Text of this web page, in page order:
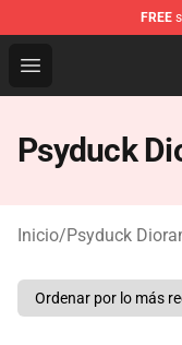
FREE
Open menu
Pokemon
Psyduck
Inicio/Psyduck